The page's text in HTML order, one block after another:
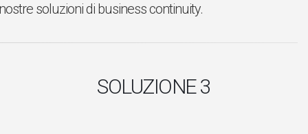
soluzioni di business continuity.
SOLUZIONE 3